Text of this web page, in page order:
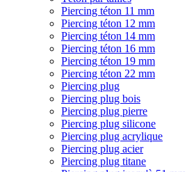
Piercing téton 11 mm
Piercing téton 12 mm
Piercing téton 14 mm
Piercing téton 16 mm
Piercing téton 19 mm
Piercing téton 22 mm
Piercing plug
Piercing plug bois
Piercing plug pierre
Piercing plug silicone
Piercing plug acrylique
Piercing plug acier
Piercing plug titane